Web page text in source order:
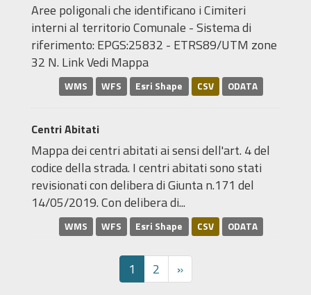
Aree poligonali che identificano i Cimiteri
interni al territorio Comunale - Sistema di
riferimento: EPGS:25832 - ETRS89/UTM zone
32 N. Link Vedi Mappa
WMS WFS Esri Shape CSV ODATA
Centri Abitati
Mappa dei centri abitati ai sensi dell'art. 4 del
codice della strada. I centri abitati sono stati
revisionati con delibera di Giunta n.171 del
14/05/2019. Con delibera di...
WMS WFS Esri Shape CSV ODATA
1 2 »